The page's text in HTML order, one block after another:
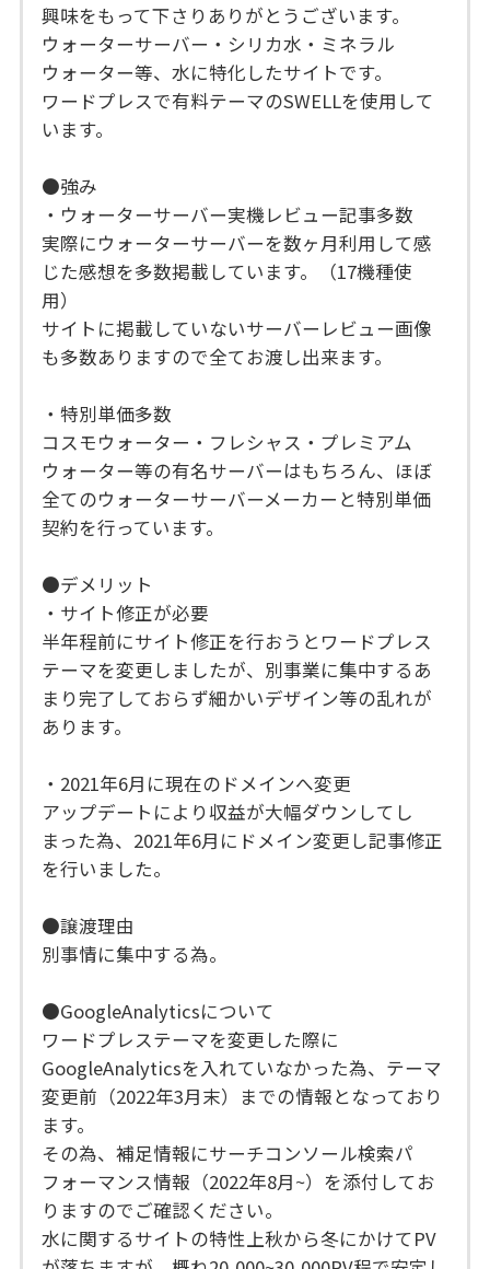
興味をもって下さりありがとうございます。
ウォーターサーバー・シリカ水・ミネラル
ウォーター等、水に特化したサイトです。
ワードプレスで有料テーマのSWELLを使用して
います。
●強み
・ウォーターサーバー実機レビュー記事多数
実際にウォーターサーバーを数ヶ月利用して感
じた感想を多数掲載しています。（17機種使
用）
サイトに掲載していないサーバーレビュー画像
も多数ありますので全てお渡し出来ます。
・特別単価多数
コスモウォーター・フレシャス・プレミアム
ウォーター等の有名サーバーはもちろん、ほぼ
全てのウォーターサーバーメーカーと特別単価
契約を行っています。
●デメリット
・サイト修正が必要
半年程前にサイト修正を行おうとワードプレス
テーマを変更しましたが、別事業に集中するあ
まり完了しておらず細かいデザイン等の乱れが
あります。
・2021年6月に現在のドメインへ変更
アップデートにより収益が大幅ダウンしてし
まった為、2021年6月にドメイン変更し記事修正
を行いました。
●譲渡理由
別事情に集中する為。
●GoogleAnalyticsについて
ワードプレステーマを変更した際に
GoogleAnalyticsを入れていなかった為、テーマ
変更前（2022年3月末）までの情報となっており
ます。
その為、補足情報にサーチコンソール検索パ
フォーマンス情報（2022年8月~）を添付してお
りますのでご確認ください。
水に関するサイトの特性上秋から冬にかけてPV